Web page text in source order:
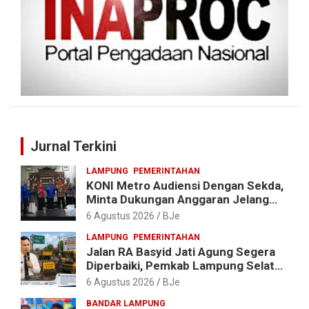
Jurnal Terkini
LAMPUNG PEMERINTAHAN
KONI Metro Audiensi Dengan Sekda,
Minta Dukungan Anggaran Jelang
Porprov X Lampung
6 Agustus 2026 BJe
LAMPUNG PEMERINTAHAN
Jalan RA Basyid Jati Agung Segera
Diperbaiki, Pemkab Lampung Selatan
Alokasikan Rp1,13 Miliar
6 Agustus 2026 BJe
BANDAR LAMPUNG